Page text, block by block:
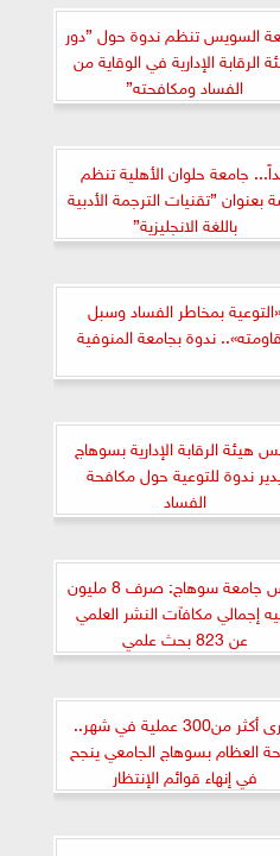
السويس تنظم ندوة حول ”دور
الرقابة الإدارية في الوقاية من
الفساد ومكافحته”
جامعة حلوان الأهلية تنظم
بعنوان ”تقنيات الترجمة الأدبية
باللغة الانجليزية”
«التوعية بمخاطر الفساد وسبل
ندوة بجامعة المنوفية
هيئة الرقابة الإدارية بسوهاج
ندوة للتوعية حول مكافحة
الفساد
رئيس جامعة سوهاج: صرف 8 مليون
إجمالي مكافآت النشر العلمي
عن 823 بحث علمي
أجرى أكثر من300 عملية في شهر..
العظام بسوهاج الجامعي ينجح
في إنهاء قوائم الإنتظار